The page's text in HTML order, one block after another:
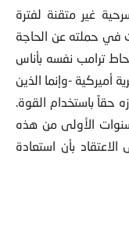
غير متقنة لفترة
في حملته عن الحاجة
ترامب نفسه بأناس
أميركية -وإنما الذين
حقاً باستخدام القوة.
الأولى من هذه
بأن استعادة